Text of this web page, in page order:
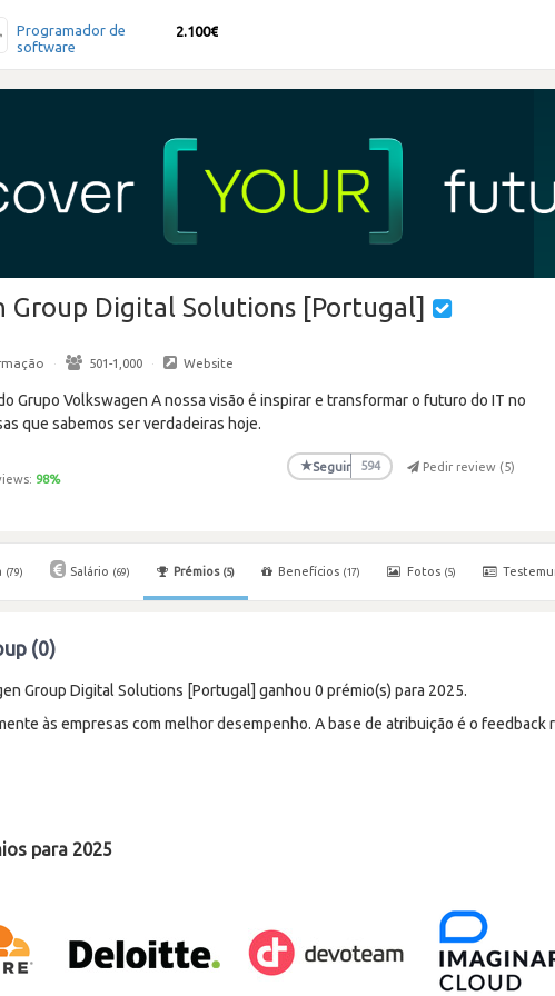
Programador de
software
2.100€
Group Digital Solutions [Portugal]
· 501-1,000 · Website
Grupo Volkswagen A nossa visão é inspirar e transformar o futuro do IT no
que sabemos ser verdadeiras hoje.
98%
★Seguir 594 Pedir review (5)
(79) Salário (69) Prémios (5) Benefícios (17) Fotos (5)
(0)
Group Digital Solutions [Portugal] ganhou 0 prémio(s) para 2025.
às empresas com melhor desempenho. A base de atribuição é o feedback
para 2025